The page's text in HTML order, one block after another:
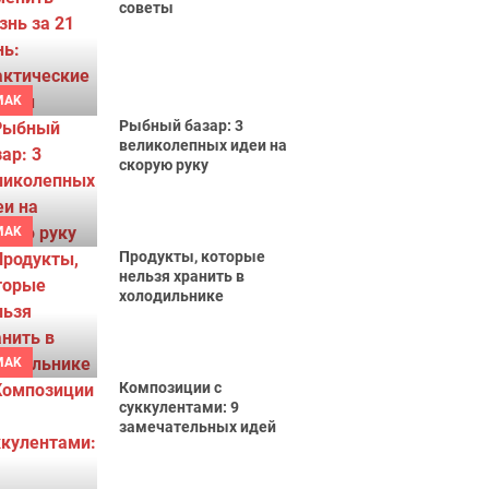
советы
Рыбный базар: 3
великолепных идеи на
скорую руку
Продукты, которые
нельзя хранить в
холодильнике
Композиции с
суккулентами: 9
замечательных идей